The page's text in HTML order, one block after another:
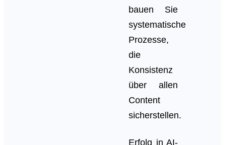
bauen Sie
systematische
Prozesse,
die
Konsistenz
über allen
Content
sicherstellen.
Erfolg in AI-